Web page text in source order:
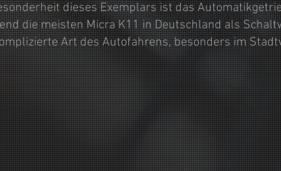
dieses Exemplars ist das
die meisten Micra K11 in Deutschland als
Art des Autofahrens, besonders im